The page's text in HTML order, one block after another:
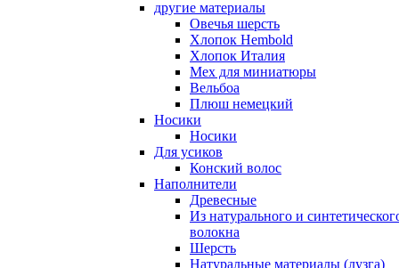
другие материалы
Овечья шерсть
Хлопок Hembold
Хлопок Италия
Мех для миниатюры
Вельбоа
Плюш немецкий
Носики
Носики
Для усиков
Конский волос
Наполнители
Древесные
Из натурального и
волокна
Шерсть
Натуральные материалы (лузга)